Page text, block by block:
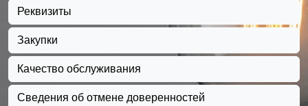
Реквизиты
Закупки
Качество обслуживания
Сведения об отмене доверенностей